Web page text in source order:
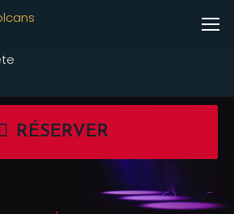
RÉSERVER